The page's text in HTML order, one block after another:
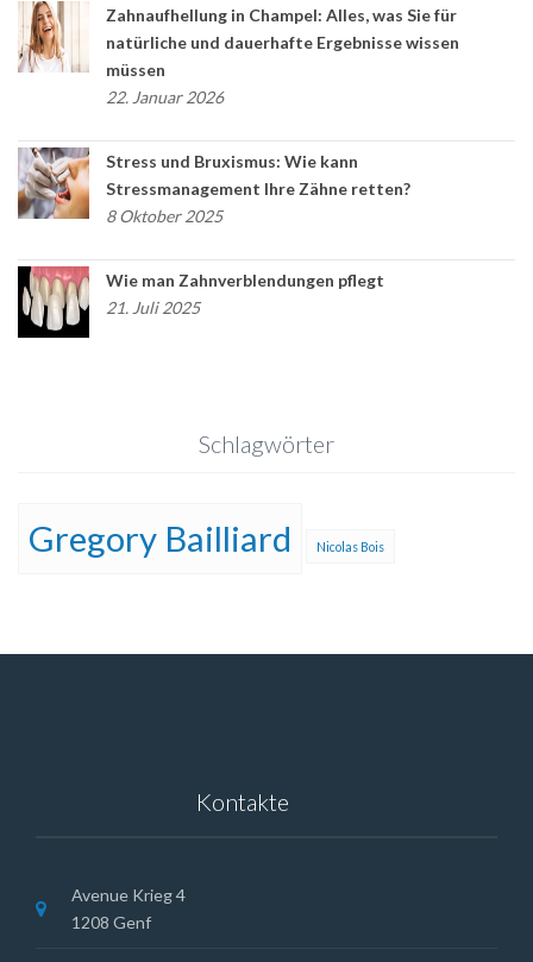
Zahnaufhellung in Champel: Alles, was Sie für
natürliche und dauerhafte Ergebnisse wissen
müssen
22. Januar 2026
Stress und Bruxismus: Wie kann
Stressmanagement Ihre Zähne retten?
8 Oktober 2025
Wie man Zahnverblendungen pflegt
21. Juli 2025
Schlagwörter
Gregory Bailliard Nicolas Bois
Kontakte
Avenue Krieg 4
1208 Genf